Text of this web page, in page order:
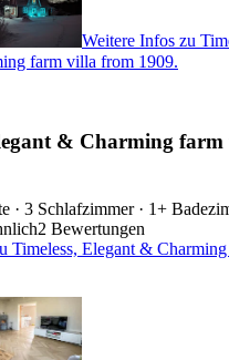
Weitere Infos zu
farm villa from 1909.
& Charming
· 3 Schlafzimmer · 1+
2 Bewertungen
Timeless, Elegant &